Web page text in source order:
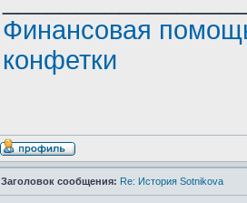
Финансовая
конфетки
Заголовок сообщения: Re: История Sotnikova